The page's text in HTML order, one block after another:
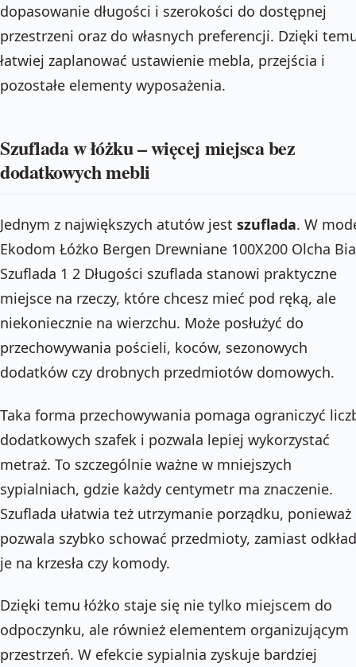
dopasowanie długości i szerokości do dostępnej
przestrzeni oraz do własnych preferencji. Dzięki
łatwiej zaplanować ustawienie mebla, przejścia i
pozostałe elementy wyposażenia.
Szuflada w łóżku – więcej miejsca bez
dodatkowych mebli
Jednym z największych atutów jest szuflada. W
Ekodom Łóżko Bergen Drewniane 100X200 Olcha
Szuflada 1 2 Długości szuflada stanowi praktyczne
miejsce na rzeczy, które chcesz mieć pod ręką, ale
niekoniecznie na wierzchu. Może posłużyć do
przechowywania pościeli, koców, sezonowych
dodatków czy drobnych przedmiotów domowych.
Taka forma przechowywania pomaga ograniczyć
dodatkowych szafek i pozwala lepiej wykorzystać
metraż. To szczególnie ważne w mniejszych
sypialniach, gdzie każdy centymetr ma znaczenie.
Szuflada ułatwia też utrzymanie porządku, ponieważ
pozwala szybko schować przedmioty, zamiast
je na krzesła czy komody.
Dzięki temu łóżko staje się nie tylko miejscem do
odpoczynku, ale również elementem organizującym
przestrzeń. W efekcie sypialnia zyskuje bardziej